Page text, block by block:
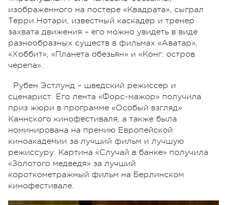
изображенного на постере «Квадрата», сыграл
Терри Нотари, известный каскадер и тренер
захвата движения – его можно увидеть в виде
разнообразных существ в фильмах «Аватар»,
«Хоббит», «Планета обезьян» и «Конг: остров
черепа».
Рубен Эстлунд – шведский режиссер и
сценарист. Его лента «Форс-мажор» получила
приз жюри в программе «Особый взгляд»
Каннского кинофестиваля, а также была
номинирована на премию Европейской
киноакадемии за лучший фильм и лучшую
режиссуру. Картина «Случай в банке» получила
«Золотого медведя» за лучший
короткометражный фильм на Берлинском
кинофестивале.